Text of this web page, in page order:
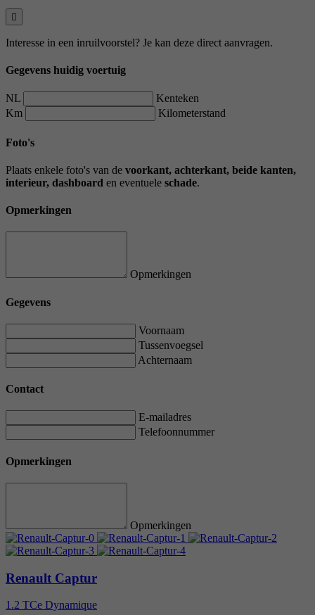
Interesse in een inruilvoorstel? Je kan deze direct aanvragen.
Gegevens huidig voertuig
NL
Kenteken
Km
Kilometerstand
Foto's
Plaats enkele foto's van de voorkant, achterkant, beide kanten,
interieur, dashboard en eventuele schade.
Opmerkingen
Opmerkingen
Gegevens
Voornaam
Tussenvoegsel
Achternaam
Contact
E-mailadres
Telefoonnummer
Opmerkingen
Opmerkingen
Renault Captur
1.2 TCe Dynamique